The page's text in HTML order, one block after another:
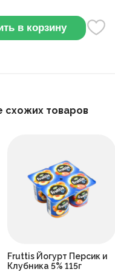
в корзину
фруктов.
схожих товаров
Fruttis Йогурт Персик и
Клубника 5% 115г